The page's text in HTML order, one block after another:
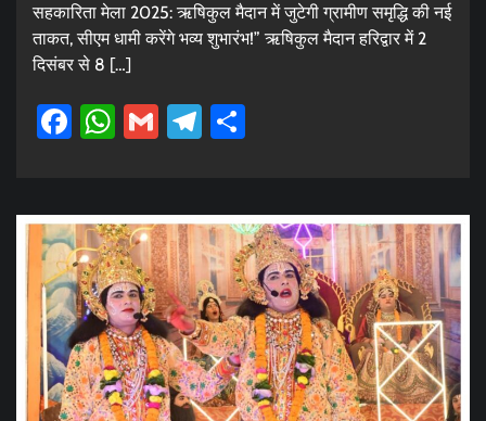
सहकारिता मेला 2025: ऋषिकुल मैदान में जुटेगी ग्रामीण समृद्धि की नई
ताकत, सीएम धामी करेंगे भव्य शुभारंभ!” ऋषिकुल मैदान हरिद्वार में 2
दिसंबर से 8 […]
Facebook
WhatsApp
GmailTelegram